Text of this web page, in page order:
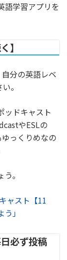
語学習アプリを
】
分の英語レベ
。
ッドキャスト
やESLの
っくりめなの
。
ャスト【11
」
必ず投稿